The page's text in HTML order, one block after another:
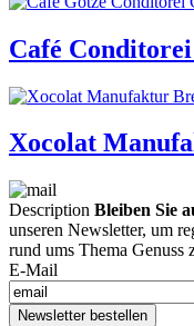
Café
Xocolat
Description Bleiben Sie
unseren Newsletter, um
rund ums Thema Genuss
E-Mail
Newsletter bestellen